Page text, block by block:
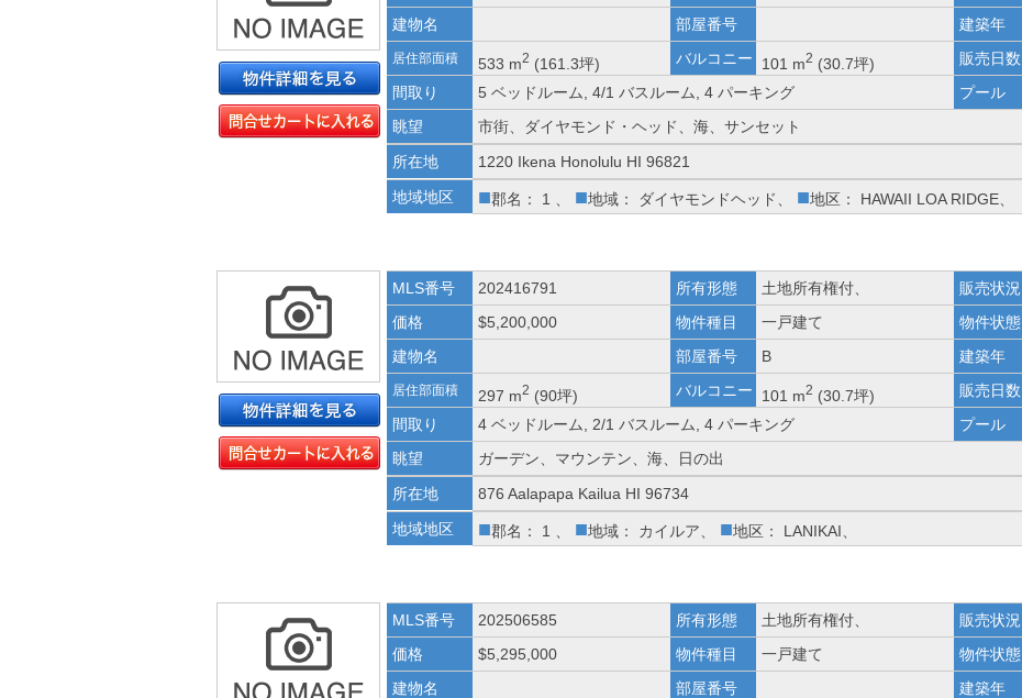
建物名
部屋番号 建築年
居住部面積 533 m2 (161.3坪) バルコニー 101 m2 (30.7坪) 販売日数
間取り
5 ベッドルーム, 4/1 バスルーム, 4 パーキング プール
眺望
市街、ダイヤモンド・ヘッド、海、サンセット
所在地
1220 Ikena Honolulu HI 96821
地域地区
■郡名： 1 、 ■地域： ダイヤモンドヘッド、 ■地区： HAWAII LOA RIDGE、
MLS番号 202416791 所有形態 土地所有権付、 販売状況
価格
$5,200,000 物件種目 一戸建て 物件状態
建物名
部屋番号 B 建築年
居住部面積 297 m2 (90坪) バルコニー 101 m2 (30.7坪) 販売日数
間取り
4 ベッドルーム, 2/1 バスルーム, 4 パーキング プール
眺望
ガーデン、マウンテン、海、日の出
所在地
876 Aalapapa Kailua HI 96734
地域地区
■郡名： 1 、 ■地域： カイルア、 ■地区： LANIKAI、
MLS番号 202506585 所有形態 土地所有権付、 販売状況
価格
$5,295,000 物件種目 一戸建て 物件状態
建物名
部屋番号 建築年